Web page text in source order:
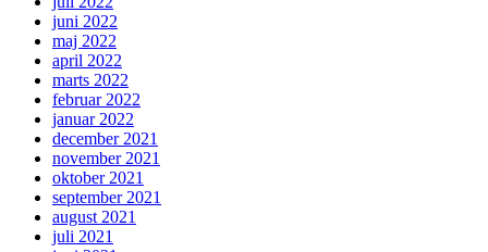
juni 2022
maj 2022
april 2022
marts 2022
februar 2022
januar 2022
december 2021
november 2021
oktober 2021
september 2021
august 2021
juli 2021